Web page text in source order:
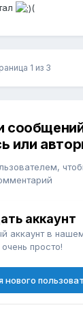
(
1 из 3
или
аккаунт
аккаунт в
просто!
нового